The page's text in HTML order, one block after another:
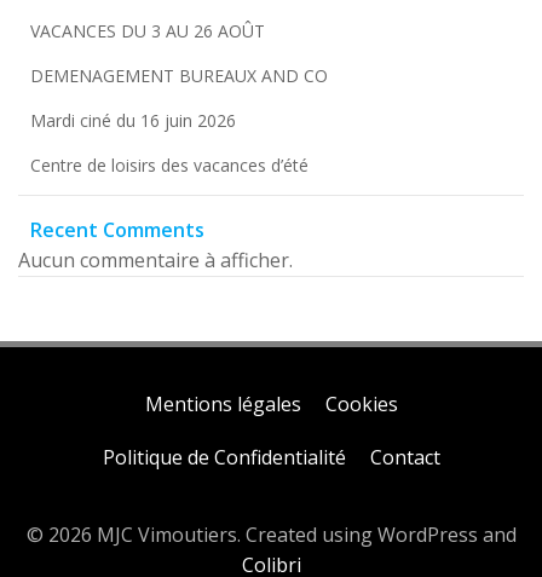
VACANCES DU 3 AU 26 AOÛT
DEMENAGEMENT BUREAUX AND CO
Mardi ciné du 16 juin 2026
Centre de loisirs des vacances d’été
Recent Comments
Aucun commentaire à afficher.
Mentions légales
Cookies
Politique de Confidentialité
Contact
© 2026 MJC Vimoutiers. Created using WordPress and
Colibri